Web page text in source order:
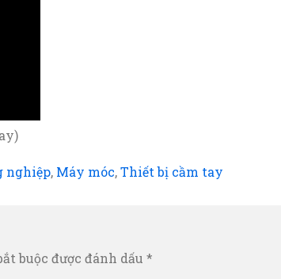
nghiệp, Máy móc,Thiết bị cầm tay
buộc được đánh dấu *